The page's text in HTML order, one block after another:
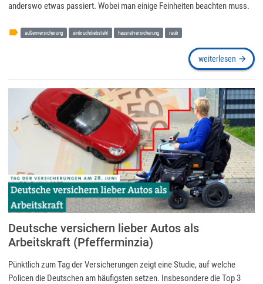
anderswo etwas passiert. Wobei man einige Feinheiten beachten muss.
label außenversicherung einbruchdiebstahl hausratversicherung raub
weiterlesen arrow_forward
Deutsche versichern lieber Autos als
Arbeitskraft (Pfefferminzia)
Pünktlich zum Tag der Versicherungen zeigt eine Studie, auf welche
Policen die Deutschen am häufigsten setzen. Insbesondere die Top 3